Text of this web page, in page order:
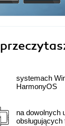
systemach
HarmonyOS
na dowolnych